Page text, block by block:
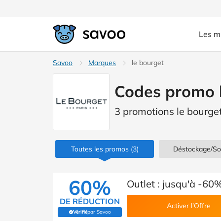
Les
Savoo Marques le bourget
Codes
3 promotions le
Toutes les promos(3) Déstockage/
60%
DE RÉDUCTION
Vérifiépar Savoo
(Vérifié par Savoo)
Outlet : jusqu'à -
Activer l’Offre